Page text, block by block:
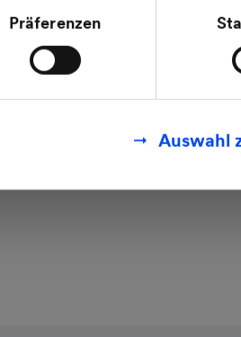
(Fall C-311/18), sogenanntes
in unseren
Präferenzen
Auswahl